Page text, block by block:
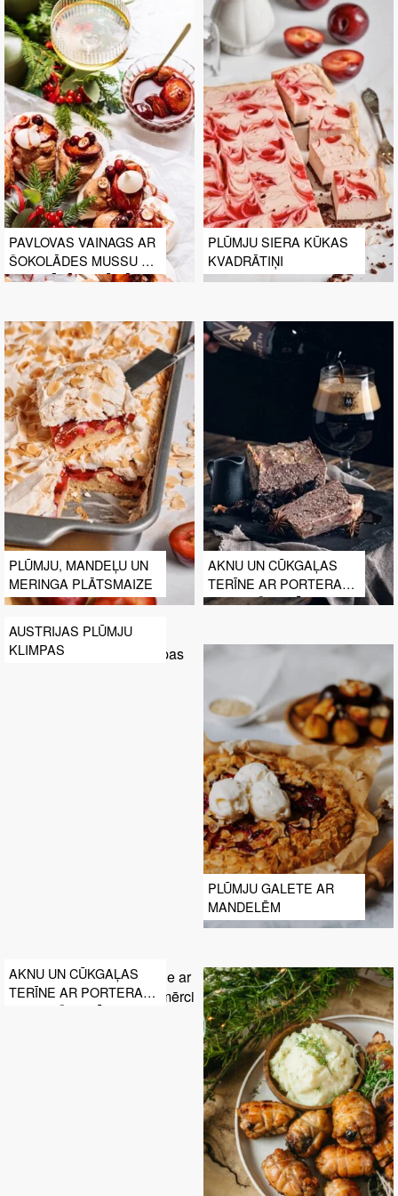
PAVLOVAS VAINAGS AR
ŠOKOLĀDES MUSSU UN
MARINĒTĀM PLŪMĒM
PLŪMJU SIERA KŪKAS
KVADRĀTIŅI
PLŪMJU, MANDEĻU UN
MERINGA PLĀTSMAIZE
AKNU UN CŪKGAĻAS
TERĪNE AR PORTERA
UN TUMŠO PLŪMJU
AUSTRIJAS PLŪMJU
KLIMPAS
PLŪMJU GALETE AR
MANDELĒM
AKNU UN CŪKGAĻAS
TERĪNE AR PORTERA
UN TUMŠO PLŪMJU